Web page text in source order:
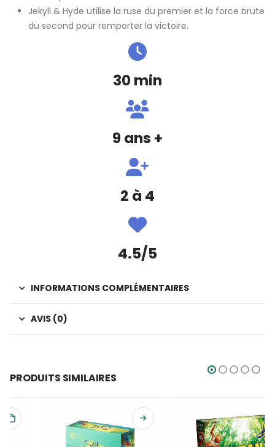
Jekyll & Hyde utilise la ruse du premier et la force brute
du second pour remporter la victoire.
30 min
9 ans +
2 à 4
4.5/5
INFORMATIONS COMPLÉMENTAIRES
AVIS (0)
PRODUITS SIMILAIRES